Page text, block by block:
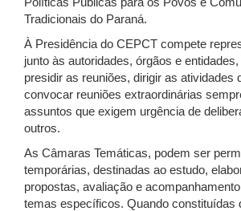
Tradicionais do Paraná.
À Presidência do CEPCT compete
junto às autoridades, órgãos e
presidir as reuniões, dirigir as atividades
convocar reuniões extraordinárias
assuntos que exigem urgência de
outros.
As Câmaras Temáticas, podem ser
temporárias, destinadas ao estudo,
propostas, avaliação e
temas específicos. Quando constituídas